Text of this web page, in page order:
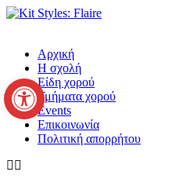
Μετάβαση
Αρχική
Η σχολή
Είδη χορού
Τμήματα χορού
Events
Επικοινωνία
Πολιτική απορρήτου
Ανοίξτε τη γραμμή εργαλείων